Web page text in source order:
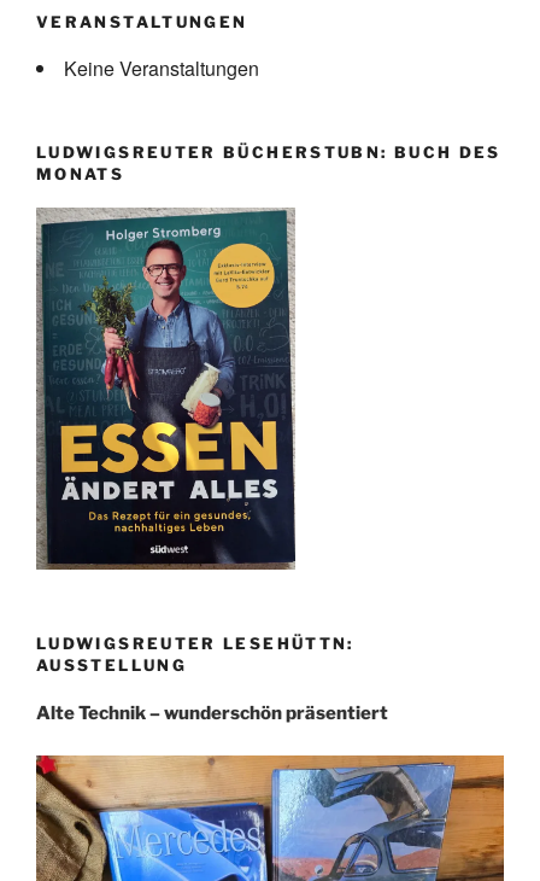
VERANSTALTUNGEN
Keine Veranstaltungen
LUDWIGSREUTER BÜCHERSTUBN: BUCH DES
MONATS
LUDWIGSREUTER LESEHÜTTN:
AUSSTELLUNG
Alte Technik – wunderschön präsentiert